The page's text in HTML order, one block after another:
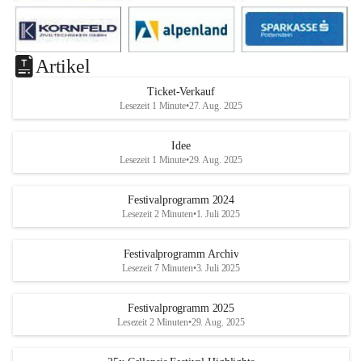
Artikel
Ticket-Verkauf
Lesezeit 1 Minute•27. Aug. 2025
Idee
Lesezeit 1 Minute•29. Aug. 2025
Festivalprogramm 2024
Lesezeit 2 Minuten•1. Juli 2025
Festivalprogramm Archiv
Lesezeit 7 Minuten•3. Juli 2025
Festivalprogramm 2025
Lesezeit 2 Minuten•29. Aug. 2025